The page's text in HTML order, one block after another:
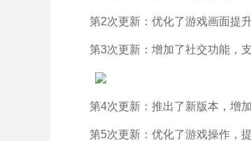
第2次更新：优化了游戏画面提
第3次更新：增加了社交功能，
第4次更新：推出了新版本，增
第5次更新：优化了游戏操作，